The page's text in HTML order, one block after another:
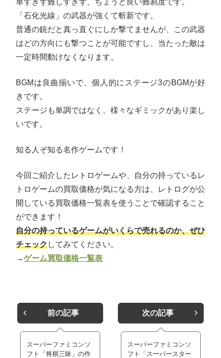
単すぎず難しすぎず、ちょうど良い難易度です。
「石化光線」の武器が強くて斬新です。
普通の銃だと真っ直ぐにしか撃てませんが、この武器
はどの方向にも撃つことが可能ですし、当たった敵は
一定時間動けなくなります。
BGMは良曲揃いで、個人的にステージ3のBGMが好
きです。
ステージも単調ではなく、様々なギミックがあり楽し
いです。
知る人ぞ知る名作ゲームです！
今回ご紹介したレトロゲームや、自分の持っているレ
トロゲームの買取価格が気になる方は、レトログが公
開している買取価格一覧表を使うことで確認すること
ができます！
自分の持っているゲームがいくらで売れるのか、ぜひ
チェックしてみてください。
→ゲーム買取価格一覧表
前の記事
スーパーファミコンソ
フト「将棋三昧」の作
次の記事
スーパーファミコンソ
フト「スーパースター